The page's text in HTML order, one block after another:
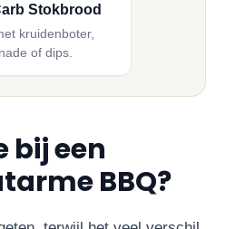
Stokbrood
kruidenboter,
of dips.
bij een
BBQ?